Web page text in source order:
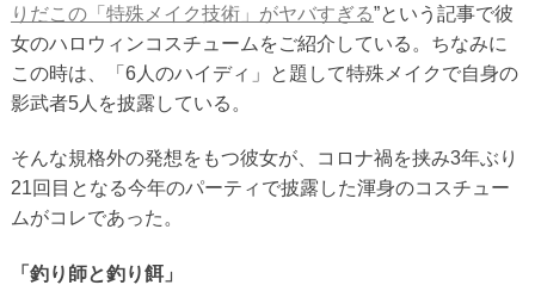
りだこの「特殊メイク技術」がヤバすぎる”という記事で彼
女のハロウィンコスチュームをご紹介している。ちなみに
この時は、「6人のハイディ」と題して特殊メイクで自身の
影武者5人を披露している。
そんな規格外の発想をもつ彼女が、コロナ禍を挟み3年ぶり
21回目となる今年のパーティで披露した渾身のコスチュー
ムがコレであった。
「釣り師と釣り餌」